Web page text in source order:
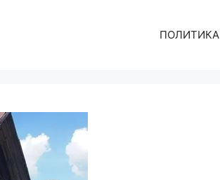
ПОЛИТИКА